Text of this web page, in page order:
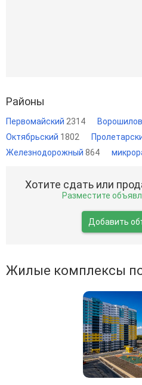
Районы
Первомайский 2314
Октябрьский 1802
Железнодорожный 864
Хотите сдать или
Разместите
Добавить
Жилые комплексы